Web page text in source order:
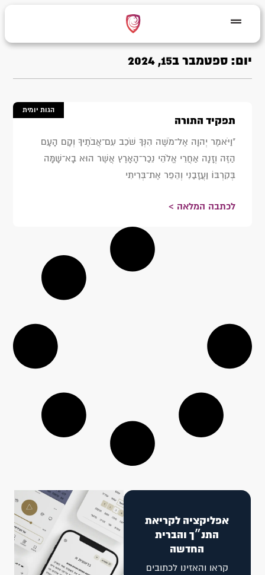
יום: ספטמבר ב15, 2024
הגות יומית
תפקיד התורה
"וַיֹּאמֶר יְהוָה אֶל־מֹשֶׁה הִנְּךָ שֹׁכֵב עִם־אֲבֹתֶיךָ וְקָם הָעָם
הַזֶּה וְזָנָה אַחֲרֵי אֱלֹהֵי נֵכַר־הָאָרֶץ אֲשֶׁר הוּא בָא־שָׁמָּה
בְּקִרְבּוֹ וַעֲזָבַנִי וְהֵפֵר אֶת־בְּרִיתִי
לכתבה המלאה >
אפליקציה לקריאת
התנ״ך והברית
החדשה
קראו והאזינו לכתובים